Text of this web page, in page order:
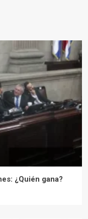
¿Quién gana?